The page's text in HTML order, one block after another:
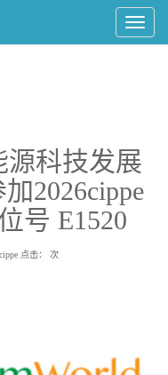
Toggle
源科技发展
2026cippe
号 E1520
点击： 次